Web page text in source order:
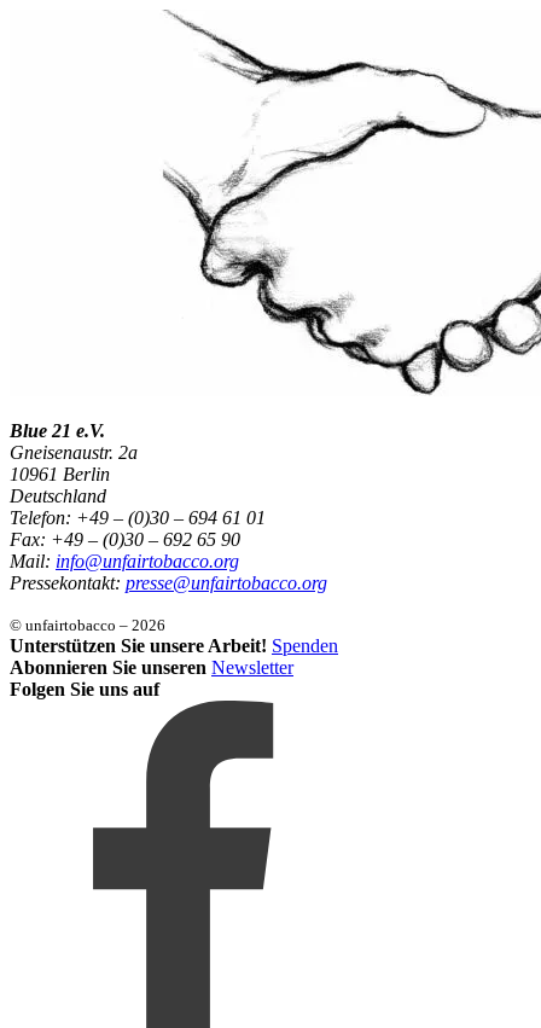
Blue 21 e.V.
Gneisenaustr. 2a
10961 Berlin
Deutschland
Telefon: +49 – (0)30 – 694 61 01
Fax: +49 – (0)30 – 692 65 90
Mail: info@unfairtobacco.org
Pressekontakt: presse@unfairtobacco.org
© unfairtobacco – 2026
Unterstützen Sie unsere Arbeit! Spenden
Abonnieren Sie unseren Newsletter
Folgen Sie uns auf